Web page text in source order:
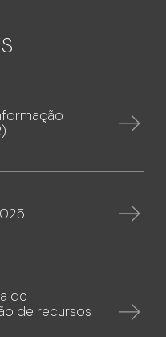
de
de recursos